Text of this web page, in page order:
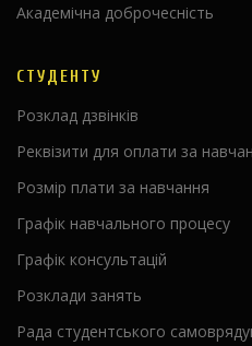
Академічна доброчесність
СТУДЕНТУ
Розклад дзвінків
Реквізити для оплати за
Розмір плати за навчання
Графік навчального процесу
Графік консультацій
Розклади занять
Рада студентського